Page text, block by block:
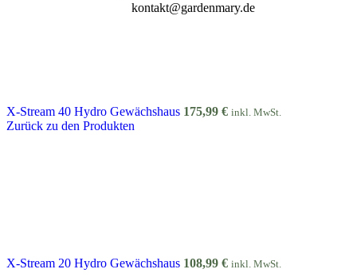
kontakt@gardenmary.de
X-Stream 40 Hydro Gewächshaus 175,99 € inkl. MwSt.
Zurück zu den Produkten
X-Stream 20 Hydro Gewächshaus 108,99 € inkl. MwSt.